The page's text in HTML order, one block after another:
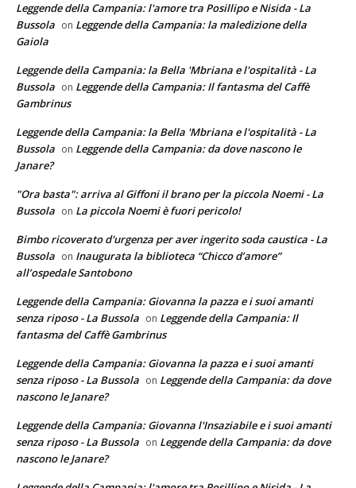
Leggende della Campania: l'amore tra Posillipo e Nisida - La
Bussola on Leggende della Campania: la maledizione della
Gaiola
Leggende della Campania: la Bella 'Mbriana e l'ospitalità - La
Bussola on Leggende della Campania: Il fantasma del Caffè
Gambrinus
Leggende della Campania: la Bella 'Mbriana e l'ospitalità - La
Bussola on Leggende della Campania: da dove nascono le
Janare?
"Ora basta": arriva al Giffoni il brano per la piccola Noemi - La
Bussola on La piccola Noemi è fuori pericolo!
Bimbo ricoverato d'urgenza per aver ingerito soda caustica - La
Bussola on Inaugurata la biblioteca “Chicco d’amore”
all’ospedale Santobono
Leggende della Campania: Giovanna la pazza e i suoi amanti
senza riposo - La Bussola on Leggende della Campania: Il
fantasma del Caffè Gambrinus
Leggende della Campania: Giovanna la pazza e i suoi amanti
senza riposo - La Bussola on Leggende della Campania: da dove
nascono le Janare?
Leggende della Campania: Giovanna l'Insaziabile e i suoi amanti
senza riposo - La Bussola on Leggende della Campania: da dove
nascono le Janare?